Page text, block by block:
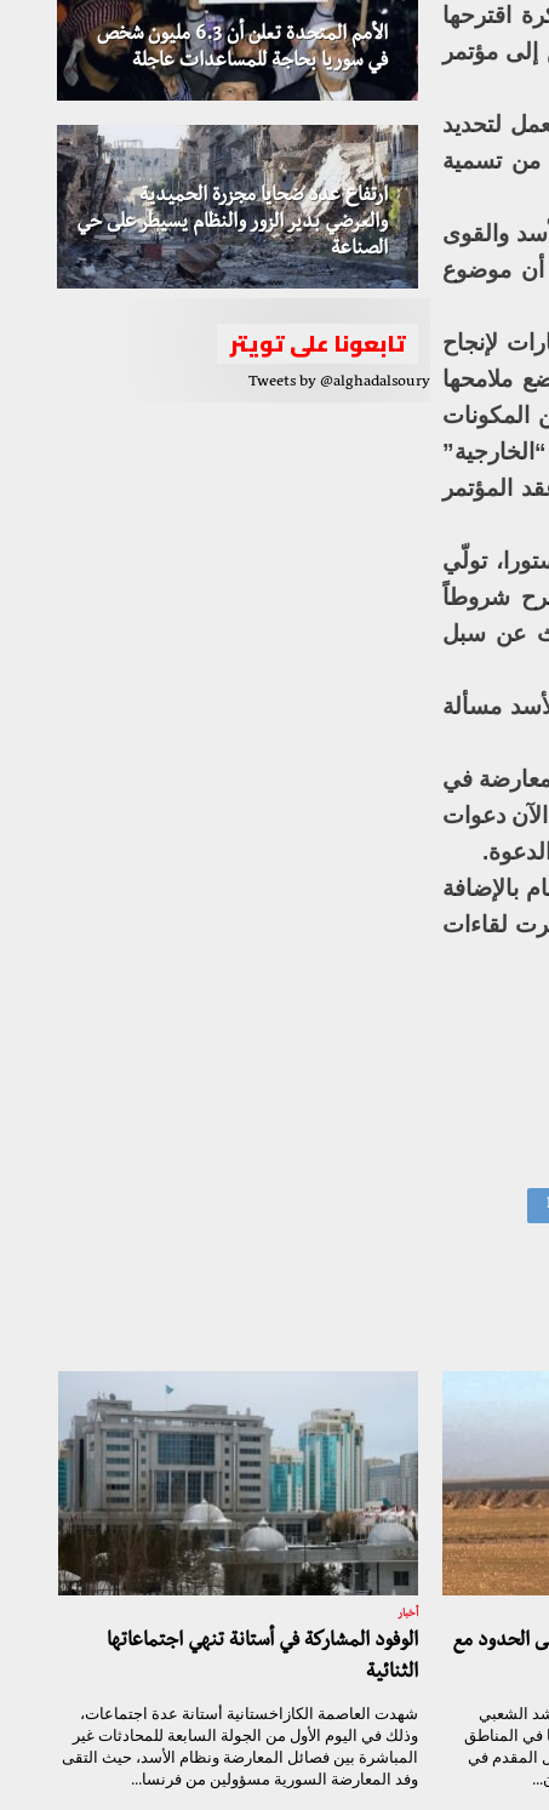
اقترحها
تم توجيه دعوات إلى عدد يراوح بين ألف و1300 شخص إلى مؤتمر
لتحديد
من تسمية
والقوى
أن موضوع
لإنجاح
ملامحها
المكونات
المؤتمر
تولّي
شروطاً
عن سبل
مسألة
في
دعوات
بالإضافة
لقاءات
الأمم المتحدة تعلن أن 6.3 مليون شخص
في سوريا بحاجة للمساعدات عاجلة
ارتفاع عدد ضحايا مجزرة الحميدية
والعرضي بدير الزور والنظام يسيطر على حي
الصناعة
تابعونا على تويتر
Tweets by @alghadalsoury
الحدود مع
الشعبي
في المناطق
المقدم في
أخبار
الوفود المشاركة في أستانة تنهي اجتماعاتها
الثنائية
شهدت العاصمة الكازاخستانية أستانة عدة اجتماعات،
وذلك في اليوم الأول من الجولة السابعة للمحادثات غير
المباشرة بين فصائل المعارضة ونظام الأسد، حيث التقى
وفد المعارضة السورية مسؤولين من فرنسا...